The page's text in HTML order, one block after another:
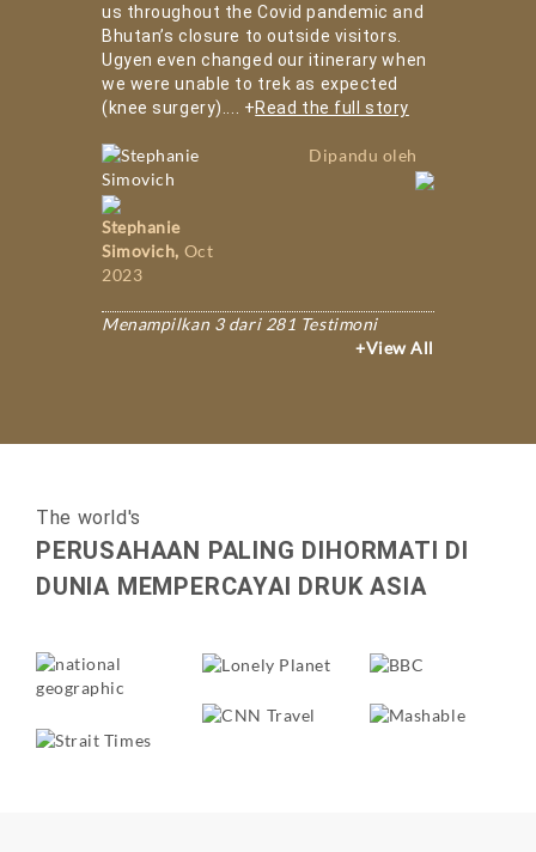
us throughout the Covid pandemic and
Bhutan’s closure to outside visitors.
Ugyen even changed our itinerary when
we were unable to trek as expected
(knee surgery).
+Read the full story
Stephanie
Simovich, Oct
2023
Dipandu oleh
Menampilkan 3 dari 281 Testimoni
+View All
The world's
PERUSAHAAN PALING DIHORMATI DI
DUNIA MEMPERCAYAI DRUK ASIA